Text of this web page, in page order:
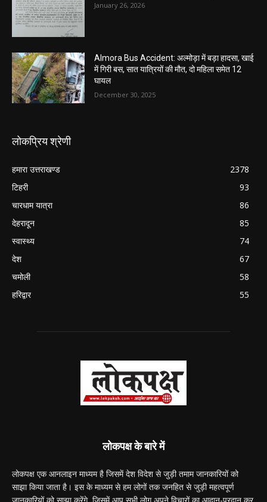
January 26, 2026
Almora Bus Accident: अल्मोड़ा में बड़ा हादसा, खाई
में गिरी बस, सात यात्रियों की मौत, दो महिला समेत 12
घायल
December 30, 2025
लोकप्रिय श्रेणी
हमारा उत्तराखण्ड
2378
टिहरी
93
चारधाम यात्रा
86
देहरादून
85
स्वास्थ्य
74
देश
67
चमोली
58
हरिद्वार
55
लोकपक्ष के बारे में
लोकपक्ष एक आनलाइन माध्यम है जिसमें देश विदेश से जुड़ी तमाम जानकारियों को
साझा किया जाता है। इस के माध्यम से हम लोगों तक जनहित से जुड़ी महत्वपूर्ण